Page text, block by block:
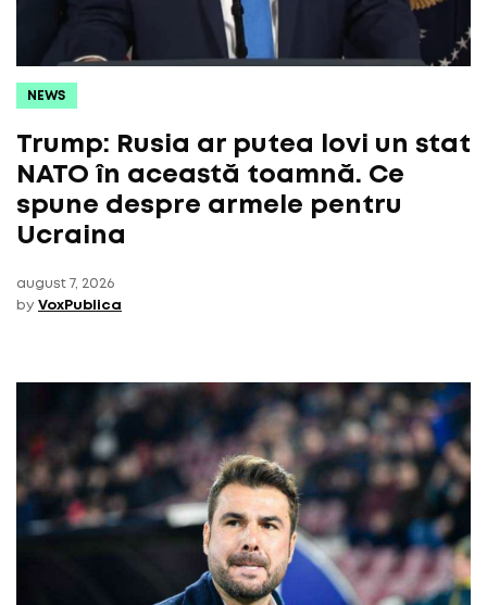
NEWS
Trump: Rusia ar putea lovi un stat
NATO în această toamnă. Ce
spune despre armele pentru
Ucraina
august 7, 2026
by VoxPublica